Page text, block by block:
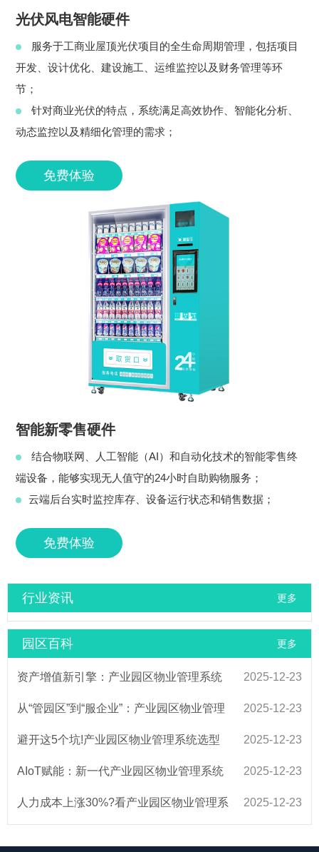
光伏风电智能硬件
服务于工商业屋顶光伏项目的全生命周期管理，包括项目
开发、设计优化、建设施工、运维监控以及财务管理等环
节；
针对商业光伏的特点，系统满足高效协作、智能化分析、
动态监控以及精细化管理的需求；
免费体验
智能新零售硬件
结合物联网、人工智能（AI）和自动化技术的智能零售终
端设备，能够实现无人值守的24小时自助购物服务；
云端后台实时监控库存、设备运行状态和销售数据；
免费体验
行业资讯 更多
园区百科 更多
资产增值新引擎：产业园区物业管理系统
在空间运营中的应用
2025-12-23
从“管园区”到“服企业”：产业园区物业管理
系统提升服务体验的关键
2025-12-23
避开这5个坑!产业园区物业管理系统选型
全攻略
2025-12-23
AIoT赋能：新一代产业园区物业管理系统
引领智慧园区建设
2025-12-23
人力成本上涨30%?看产业园区物业管理系 2025-12-23